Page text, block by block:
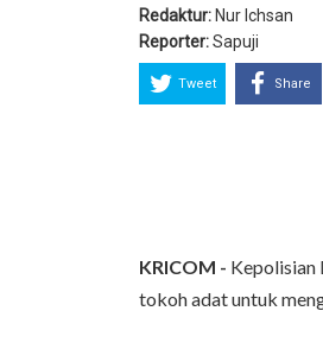
Redaktur: Nur Ichsan
Reporter:Sapuji
Tweet Share
KRICOM - Kepolisian
tokoh adat untuk